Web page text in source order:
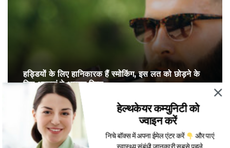
हड्डियों के लिए हानिकारक हैं स्मोकिंग, इस लत को छोड़ने के
लिए अपनाएं ये आसान टिप्स
हेल्थकेयर कम्युनिटी को
ज्वाइन करें
निचे बॉक्स में अपना ईमेल एंटर करें
और पाएं
स्वास्थ्य संबंधी जानकारी सबसे पहले